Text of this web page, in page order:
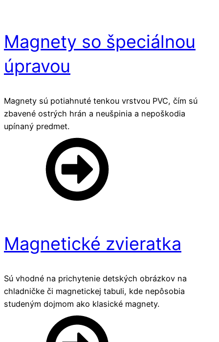
Magnety so špeciálnou
úpravou
Magnety sú potiahnuté tenkou vrstvou PVC, čím sú
zbavené ostrých hrán a neušpinia a nepoškodia
upínaný predmet.
Magnetické zvieratka
Sú vhodné na prichytenie detských obrázkov na
chladničke či magnetickej tabuli, kde nepôsobia
studeným dojmom ako klasické magnety.